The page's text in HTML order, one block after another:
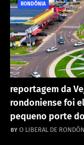
RONDÔNIA
reportagem da
rondoniense foi
pequeno porte
O LIBERAL DE